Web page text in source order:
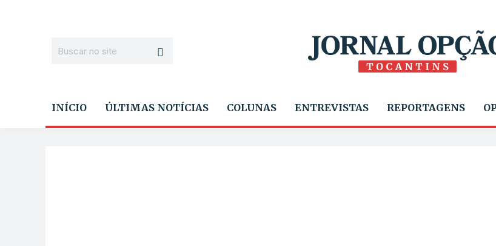
INÍCIO ÚLTIMAS NOTÍCIAS COLUNAS ENTREVISTAS REPORTAGENS